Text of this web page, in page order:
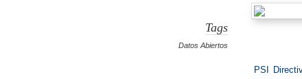
Tags
Datos Abiertos
PSI